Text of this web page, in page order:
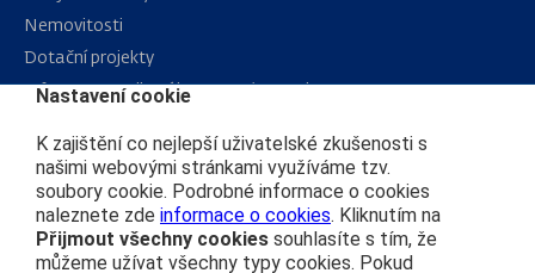
Čím se řídíme
Ochrana osobních údajů
Prohlášení o přístupnosti
Nemovitosti
Dotační projekty
Informace podle zákona 106/1999 Sb.
Nastavení cookie
K zajištění co nejlepší uživatelské zkušenosti s
našimi webovými stránkami využíváme tzv.
soubory cookie. Podrobné informace o cookies
naleznete zde informace o cookies. Kliknutím na
Přijmout všechny cookies souhlasíte s tím, že
můžeme užívat všechny typy cookies. Pokud